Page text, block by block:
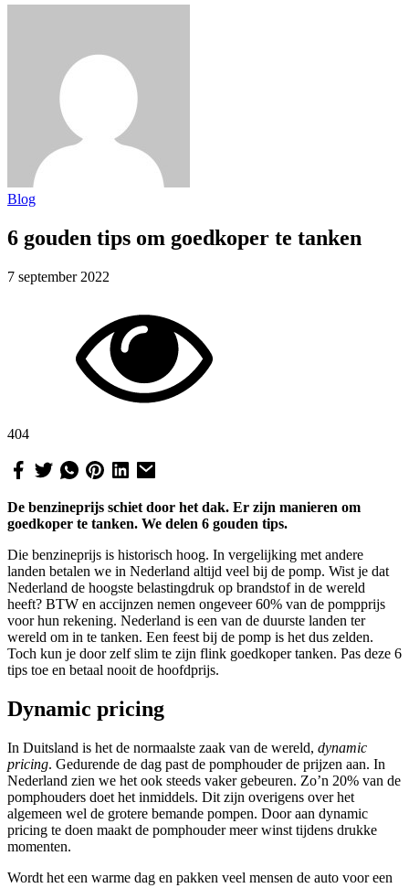
Blog
6 gouden tips om goedkoper te tanken
7 september 2022
404
De benzineprijs schiet door het dak. Er zijn manieren om
goedkoper te tanken. We delen 6 gouden tips.
Die benzineprijs is historisch hoog. In vergelijking met andere
landen betalen we in Nederland altijd veel bij de pomp. Wist je dat
Nederland de hoogste belastingdruk op brandstof in de wereld
heeft? BTW en accijnzen nemen ongeveer 60% van de pompprijs
voor hun rekening. Nederland is een van de duurste landen ter
wereld om in te tanken. Een feest bij de pomp is het dus zelden.
Toch kun je door zelf slim te zijn flink goedkoper tanken. Pas deze 6
tips toe en betaal nooit de hoofdprijs.
Dynamic pricing
In Duitsland is het de normaalste zaak van de wereld, dynamic
pricing. Gedurende de dag past de pomphouder de prijzen aan. In
Nederland zien we het ook steeds vaker gebeuren. Zo’n 20% van de
pomphouders doet het inmiddels. Dit zijn overigens over het
algemeen wel de grotere bemande pompen. Door aan dynamic
pricing te doen maakt de pomphouder meer winst tijdens drukke
momenten.
Wordt het een warme dag en pakken veel mensen de auto voor een